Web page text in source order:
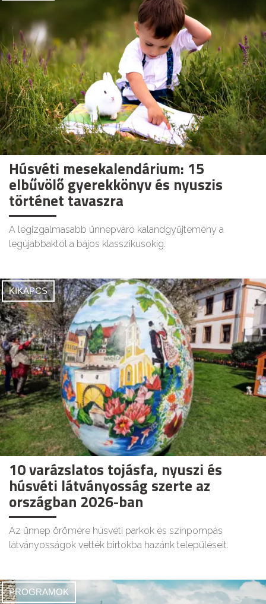
Húsvéti mesekalendárium: 15
elbűvölő gyerekkönyv és nyuszis
történet tavaszra
A legizgalmasabb ünnepváró kalandgyűjtemény a
legújabbaktól a bájos klasszikusokig.
KIKAPCS
10 varázslatos tojásfa, nyuszi és
húsvéti látványosság szerte az
országban 2026-ban
Az ünnep örömére húsvéti parkok és színpompás
látványosságok vették birtokba hazánk településeit.
PROGRAMOK